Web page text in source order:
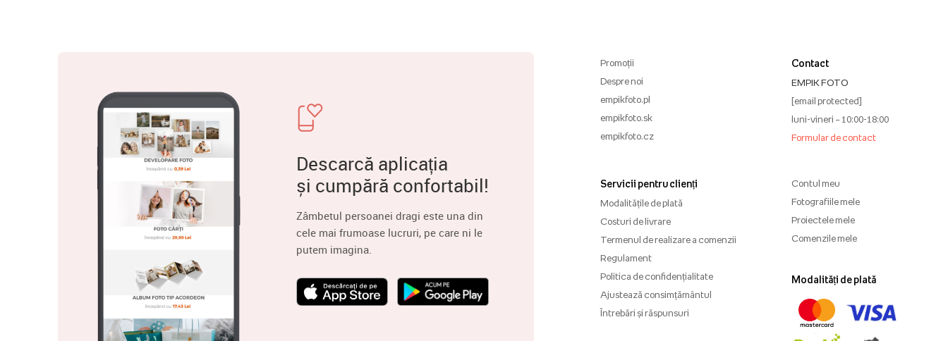
Descarcă aplicația
și cumpără confortabil!
Zâmbetul persoanei dragi este una din
cele mai frumoase lucruri, pe care ni le
putem imagina.
Promoții
Despre noi
empikfoto.pl
empikfoto.sk
empikfoto.cz
Servicii pentru clienți
Modalitățile de plată
Costuri de livrare
Termenul de realizare a comenzii
Regulament
Politica de confidențialitate
Ajustează consimțământul
Întrebări și răspunsuri
Contact
EMPIK FOTO
[email protected]
luni-vineri – 10:00-18:00
Formular de contact
Contul meu
Fotografiile mele
Proiectele mele
Comenzile mele
Modalități de plată